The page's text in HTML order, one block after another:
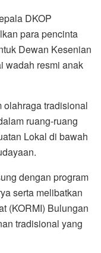
DKOP
para pencinta
Dewan Kesenian
wadah resmi anak
olahraga tradisional
ruang-ruang
Lokal di bawah
dengan program
serta melibatkan
(KORMI) Bulungan
tradisional yang